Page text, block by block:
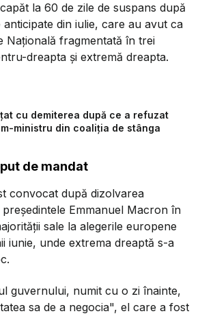
la 60 de zile de suspans după
anticipate din iulie, care au avut ca
Naţională fragmentată în trei
dreapta şi extremă dreapta.
cu demiterea după ce a refuzat
ministru din coaliția de stânga
de mandat
convocat după dizolvarea
preşedintele Emmanuel Macron în
sale la alegerile europene
iunie, unde extrema dreaptă s-a
guvernului, numit cu o zi înainte,
sa de a negocia", el care a fost